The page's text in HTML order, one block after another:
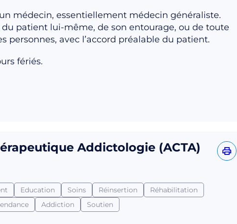
médecin, essentiellement médecin généraliste.
patient lui-même, de son entourage, ou de toute
personnes, avec l’accord préalable du patient.
fériés.
Addictologie (ACTA)
Education Soins Réinsertion
Réhabilitation
Addiction Soutien